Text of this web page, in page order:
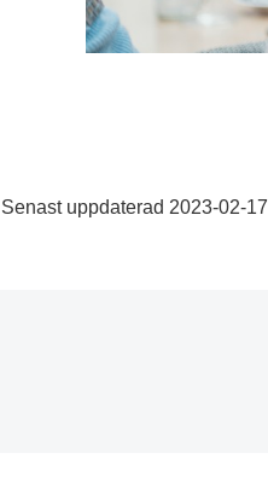
Senast uppdaterad 2023-02-17